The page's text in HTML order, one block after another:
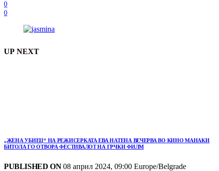
0
0
UP NEXT
„ЖЕНА УБИЕЦ“ НА РЕЖИСЕРКАТА ЕВА НАТЕНА ВЕЧЕРВА ВО КИНО МАНАКИ
БИТОЛА ГО ОТВОРА ФЕСТИВАЛОТ НА ГРЧКИ ФИЛМ
PUBLISHED ON08 април 2024, 09:00 Europe/Belgrade